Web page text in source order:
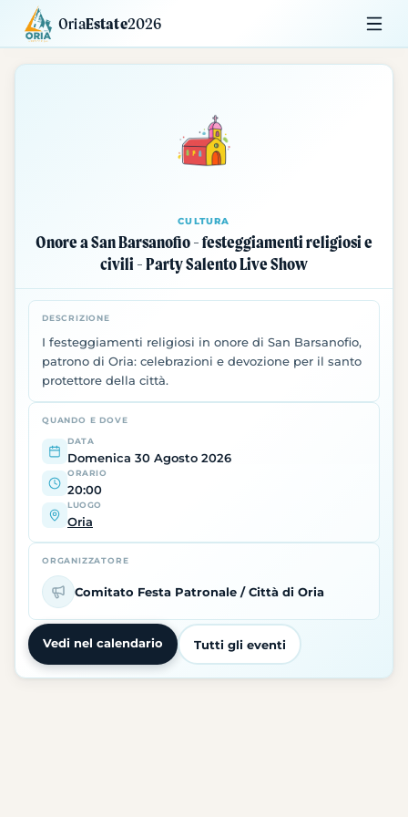
OriaEstate2026
Calendario Mostre Siti da Visitare
CULTURA
Onore a San Barsanofio - festeggiamenti religiosi e
civili - Party Salento Live Show
DESCRIZIONE
I festeggiamenti religiosi in onore di San Barsanofio,
patrono di Oria: celebrazioni e devozione per il santo
protettore della città.
QUANDO E DOVE
DATA
Domenica 30 Agosto 2026
ORARIO
20:00
LUOGO
Oria
ORGANIZZATORE
Comitato Festa Patronale / Città di Oria
Vedi nel calendario Tutti gli eventi